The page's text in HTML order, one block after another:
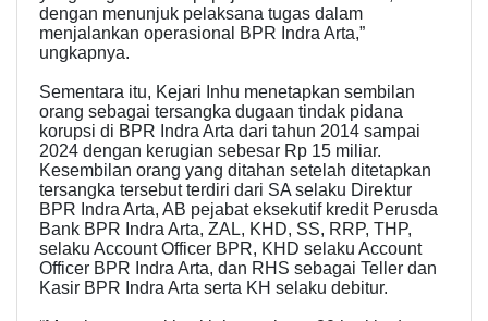
dengan menunjuk pelaksana tugas dalam
menjalankan operasional BPR Indra Arta,”
ungkapnya.
Sementara itu, Kejari Inhu menetapkan sembilan
orang sebagai tersangka dugaan tindak pidana
korupsi di BPR Indra Arta dari tahun 2014 sampai
2024 dengan kerugian sebesar Rp 15 miliar.
Kesembilan orang yang ditahan setelah ditetapkan
tersangka tersebut terdiri dari SA selaku Direktur
BPR Indra Arta, AB pejabat eksekutif kredit Perusda
Bank BPR Indra Arta, ZAL, KHD, SS, RRP, THP,
selaku Account Officer BPR, KHD selaku Account
Officer BPR Indra Arta, dan RHS sebagai Teller dan
Kasir BPR Indra Arta serta KH selaku debitur.